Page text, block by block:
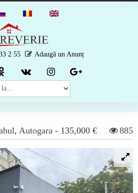
2 55 Adaugă un Anunț
, Autogara - 135,000 € 885